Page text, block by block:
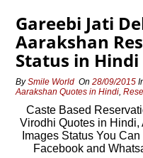
Gareebi Jati
Aarakshan
Status in Hindi
BySmile World On28/09/2015
Aarakshan Quotes in Hindi,
Caste Based
Virodhi Quotes in Hindi,
Images Status You
Facebook and